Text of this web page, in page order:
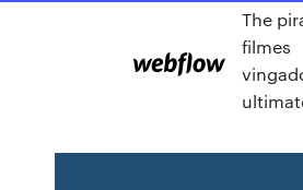
The
filmes